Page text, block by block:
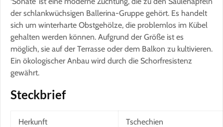
der schlankwüchsigen Ballerina-Gruppe gehört. Es handelt
sich um winterharte Obstgehölze, die problemlos im Kübel
gehalten werden können. Aufgrund der Größe ist es
möglich, sie auf der Terrasse oder dem Balkon zu kultivieren.
Ein ökologischer Anbau wird durch die Schorfresistenz
gewährt.
Steckbrief
Herkunft Tschechien